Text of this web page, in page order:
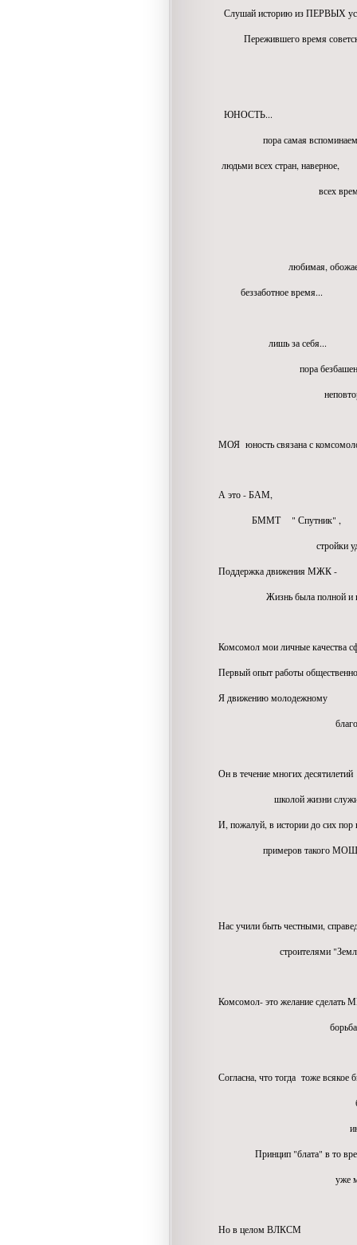
Слушай историю из ПЕРВЫХ
Пережившего время
ЮНОСТЬ...
пора самая
людьми всех стран, наверное,
всех
любимая,
беззаботное время...
лишь за себя...
пора
МОЯ юность связана с
А это - БАМ,
БММТ " Спутник" ,
стройки
Поддержка движения МЖК -
Жизнь была полной и
Комсомол мои личные качества
Первый опыт работы
Я движению молодежному
Он в течение многих десятилетий
школой жизни служил
И, пожалуй, в истории до сих пор
примеров такого
Нас учили быть честными,
строителями "Земли без
Комсомол- это желание
борьба за
Согласна, что тогда тоже всякое
было хорошее
иногда
Принцип "блата" в то
уже многим
Но в целом ВЛКСМ